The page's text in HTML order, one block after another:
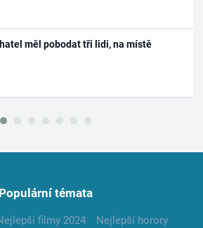
měl pobodat tři lidi, na místě
Populární témata
filmy 2024
Nejlepší horory